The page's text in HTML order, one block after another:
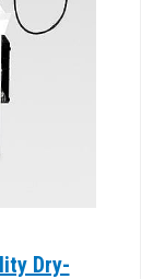
Dry-